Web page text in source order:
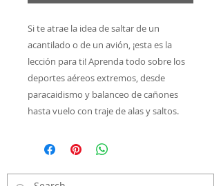
Si te atrae la idea de saltar de un
acantilado o de un avión, ¡esta es la
lección para ti! Aprenda todo sobre los
deportes aéreos extremos, desde
paracaidismo y balanceo de cañones
hasta vuelo con traje de alas y saltos.